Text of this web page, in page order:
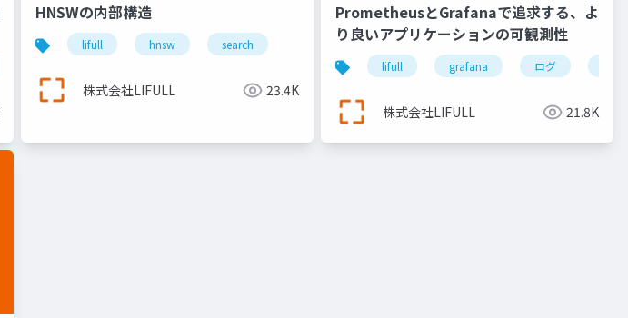
HNSWの内部構造
lifull hnsw search
株式会社LIFULL 23.4K
PrometheusとGrafanaで追求する、よ
り良いアプリケーションの可観測性
lifull grafana ログ
株式会社LIFULL 21.8K